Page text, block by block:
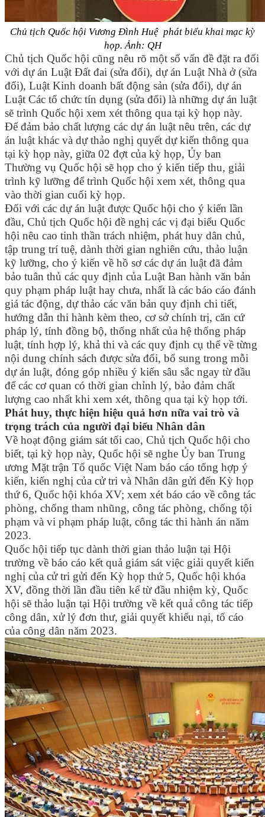
Chủ tịch Quốc hội Vương Đình Huệ phát biểu khai mạc kỳ
họp. Ảnh: QH
Chủ tịch Quốc hội cũng nêu rõ một số vấn đề đặt ra đối
với dự án Luật Đất đai (sửa đổi), dự án Luật Nhà ở (sửa
đổi), Luật Kinh doanh bất động sản (sửa đổi), dự án
Luật Các tổ chức tín dụng (sửa đổi) là những dự án luật
sẽ trình Quốc hội xem xét thông qua tại kỳ họp này.
Để đảm bảo chất lượng các dự án luật nêu trên, các dự
án luật khác và dự thảo nghị quyết dự kiến thông qua
tại kỳ họp này, giữa 02 đợt của kỳ họp, Ủy ban
Thường vụ Quốc hội sẽ họp cho ý kiến tiếp thu, giải
trình kỹ lưỡng để trình Quốc hội xem xét, thông qua
vào thời gian cuối kỳ họp.
Đối với các dự án luật được Quốc hội cho ý kiến lần
đầu, Chủ tịch Quốc hội đề nghị các vị đại biểu Quốc
hội nêu cao tinh thần trách nhiệm, phát huy dân chủ,
tập trung trí tuệ, dành thời gian nghiên cứu, thảo luận
kỹ lưỡng, cho ý kiến về hồ sơ các dự án luật đã đảm
bảo tuân thủ các quy định của Luật Ban hành văn bản
quy phạm pháp luật hay chưa, nhất là các báo cáo đánh
giá tác động, dự thảo các văn bản quy định chi tiết,
hướng dẫn thi hành kèm theo, cơ sở chính trị, căn cứ
pháp lý, tính đồng bộ, thống nhất của hệ thống pháp
luật, tính hợp lý, khả thi và các quy định cụ thể về từng
nội dung chính sách được sửa đổi, bổ sung trong mỗi
dự án luật, đóng góp nhiều ý kiến sâu sắc ngay từ đầu
để các cơ quan có thời gian chỉnh lý, bảo đảm chất
lượng cao nhất khi xem xét, thông qua tại kỳ họp tới.
Phát huy, thực hiện hiệu quả hơn nữa vai trò và
trọng trách của người đại biểu Nhân dân
Về hoạt động giám sát tối cao, Chủ tịch Quốc hội cho
biết, tại kỳ họp này, Quốc hội sẽ nghe Ủy ban Trung
ương Mặt trận Tổ quốc Việt Nam báo cáo tổng hợp ý
kiến, kiến nghị của cử tri và Nhân dân gửi đến Kỳ họp
thứ 6, Quốc hội khóa XV; xem xét báo cáo về công tác
phòng, chống tham nhũng, công tác phòng, chống tội
phạm và vi phạm pháp luật, công tác thi hành án năm
2023.
Quốc hội tiếp tục dành thời gian thảo luận tại Hội
trường về báo cáo kết quả giám sát việc giải quyết kiến
nghị của cử tri gửi đến Kỳ họp thứ 5, Quốc hội khóa
XV, đồng thời lần đầu tiên kể từ đầu nhiệm kỳ, Quốc
hội sẽ thảo luận tại Hội trường về kết quả công tác tiếp
công dân, xử lý đơn thư, giải quyết khiếu nại, tố cáo
của công dân năm 2023.